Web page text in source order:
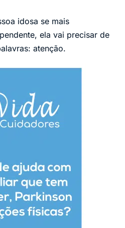
idosa se mais
ela vai precisar de
atenção.